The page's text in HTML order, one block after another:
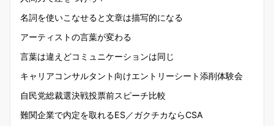
名詞を使いこなせると文章は描写的になる
アーティストの言葉が変わる
言葉は違えどコミュニケーションは同じ
キャリアコンサルタント向けエントリーシート添削体験会
自民党総裁選決戦投票前スピーチ比較
難関企業で内定を取れるES／ガクチカならCSA